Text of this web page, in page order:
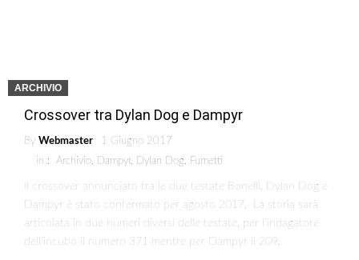
ARCHIVIO
Crossover tra Dylan Dog e Dampyr
By Webmaster
1 Giugno 2017
in : Archivio Dampyr, Dylan Dog Fumetti
Il crossover annunciato tra le due testate Bonelli, Dylan Dog e
Dampyr è stato confermato per agosto 2017. La storia sarà
articolata in due numeri diversi delle testate, per l’indagatore
dell’incubo il numero 371 mentre per Dampyr il 209.